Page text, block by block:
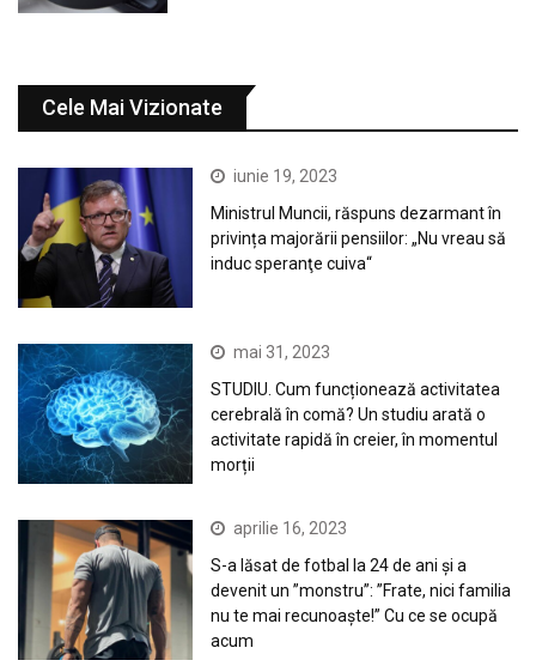
Cele Mai Vizionate
iunie 19, 2023
Ministrul Muncii, răspuns dezarmant în
privința majorării pensiilor: „Nu vreau să
induc speranţe cuiva“
mai 31, 2023
STUDIU. Cum funcționează activitatea
cerebrală în comă? Un studiu arată o
activitate rapidă în creier, în momentul
morții
aprilie 16, 2023
S-a lăsat de fotbal la 24 de ani și a
devenit un ”monstru”: ”Frate, nici familia
nu te mai recunoaște!” Cu ce se ocupă
acum